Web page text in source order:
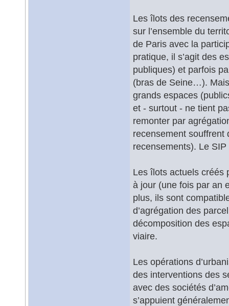
Les îlots des
sur l’ensemble du
de Paris avec la
pratique, il s’agit des
publiques) et parfois
(bras de Seine…).
grands espaces
et - surtout - ne tient
remonter par
recensement souffrent
recensements). Le
Les îlots actuels créés
à jour (une fois par an
plus, ils sont
d’agrégation des
décomposition des
viaire.
Les opérations
des interventions des
avec des sociétés
s’appuient